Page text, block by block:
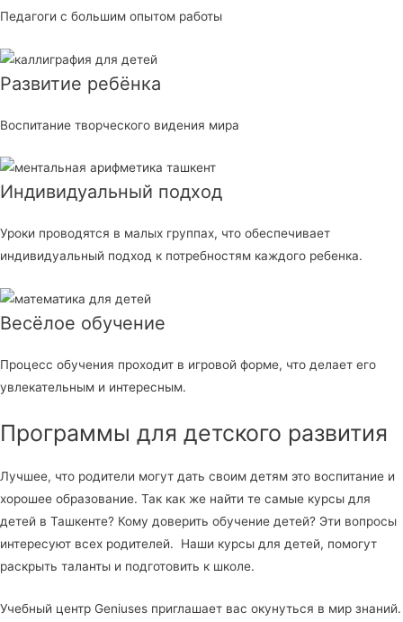
Педагоги с большим опытом работы
Развитие ребёнка
Воспитание творческого видения мира
Индивидуальный подход
Уроки проводятся в малых группах, что обеспечивает
индивидуальный подход к потребностям каждого ребенка.
Весёлое обучение
Процесс обучения проходит в игровой форме, что делает его
увлекательным и интересным.
Программы для детского развития
Лучшее, что родители могут дать своим детям это воспитание и
хорошее образование. Так как же найти те самые курсы для
детей в Ташкенте? Кому доверить обучение детей? Эти вопросы
интересуют всех родителей. Наши курсы для детей, помогут
раскрыть таланты и подготовить к школе.
Учебный центр Geniuses приглашает вас окунуться в мир знаний.